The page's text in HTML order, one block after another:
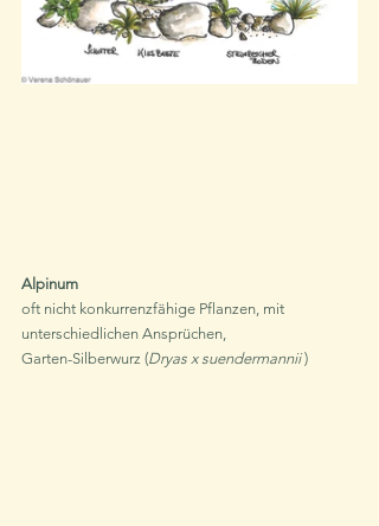
Alpinum
oft nicht konkurrenzfähige Pflanzen, mit
unterschiedlichen Ansprüchen,
Garten-Silberwurz (Dryas x suendermannii )